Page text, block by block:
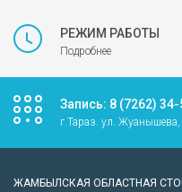
РЕЖИМ РАБОТЫ
Подробнее
Запись: 8 (7262)
г.Тараз. ул.
ЖАМБЫЛСКАЯ ОБЛАСТНАЯ